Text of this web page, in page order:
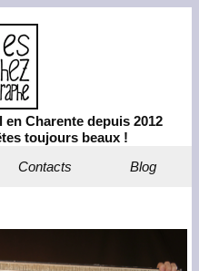
Charente depuis 2012
toujours beaux !
Contacts Blog